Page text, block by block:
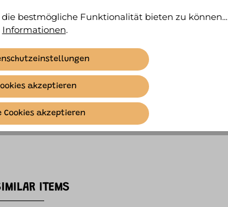
ITEMS
bestmögliche Funktionalität bieten zu können...
Informationen.
akzeptieren
Cookies akzeptieren